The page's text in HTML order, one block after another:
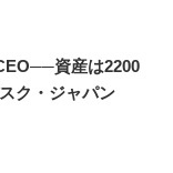
資産は2200
ク・ジャパン